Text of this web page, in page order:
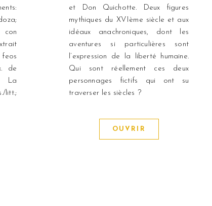
con
de
La
litt.;
et Don Quichotte. Deux figures
mythiques du XVIème siècle et aux
idéaux anachroniques, dont les
aventures si particulières sont
l’expression de la liberté humaine.
Qui sont réellement ces deux
personnages fictifs qui ont su
traverser les siècles ?
OUVRIR